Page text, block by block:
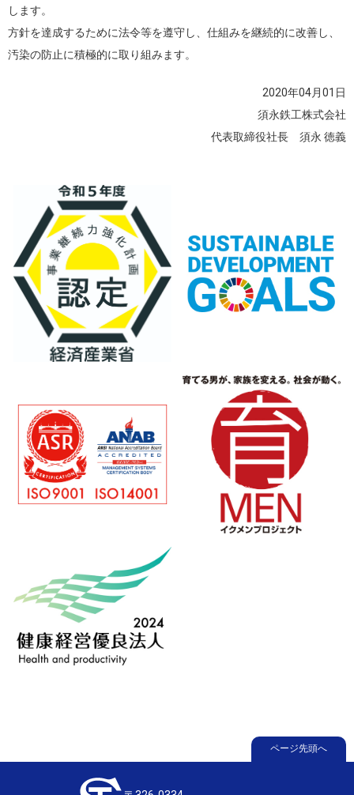
します。
方針を達成するために法令等を遵守し、仕組みを継続的に改善し、
汚染の防止に積極的に取り組みます。
2020年04月01日
須永鉄工株式会社
代表取締役社長 須永 徳義
ページ先頭へ